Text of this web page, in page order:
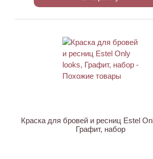
Краска для бровей и ресниц Estel
Графит, набор